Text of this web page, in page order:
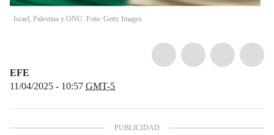
Israel, Palestina y ONU. Foto: Getty Images.
EFE
11/04/2025 - 10:57 GMT-5